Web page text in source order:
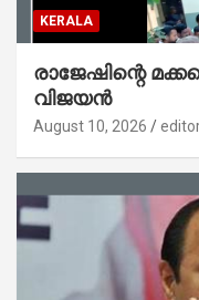
KERALA
രാജേഷിന്റെ
വിജയൻ
August 10, 2026